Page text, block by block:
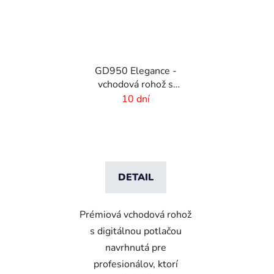
GD950 Elegance -
vchodová rohož s
digitálnou potlačou - 6
10 dní
DETAIL
Prémiová vchodová rohož
s digitálnou potlačou
navrhnutá pre
profesionálov, ktorí